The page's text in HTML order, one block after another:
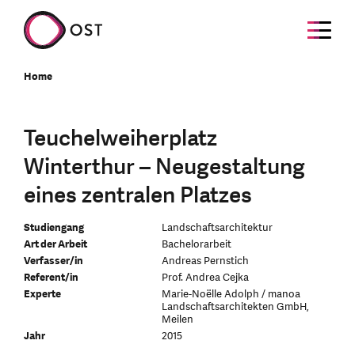
Home
Teuchelweiherplatz
Winterthur – Neugestaltung
eines zentralen Platzes
Studiengang
Landschaftsarchitektur
Art der Arbeit
Bachelorarbeit
Verfasser/in
Andreas Pernstich
Referent/in
Prof. Andrea Cejka
Experte
Marie-Noëlle Adolph / manoa
Landschaftsarchitekten GmbH,
Meilen
Jahr
2015